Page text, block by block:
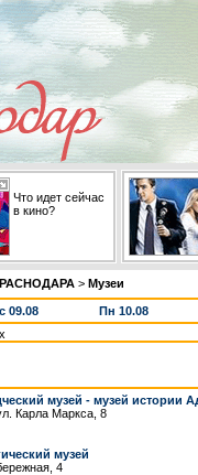
Что идет сейчас
в кино?
> Музеи
09.08
Пн 10.08
музей - музей истории
Карла Маркса, 8
музей
4